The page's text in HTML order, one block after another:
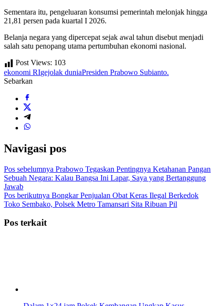
Sementara itu, pengeluaran konsumsi pemerintah melonjak hingga
21,81 persen pada kuartal I 2026.
Belanja negara yang dipercepat sejak awal tahun disebut menjadi
salah satu penopang utama pertumbuhan ekonomi nasional.
Post Views: 103
ekonomi RIgejolak duniaPresiden Prabowo Subianto.
Sebarkan
Navigasi pos
Pos sebelumnya Prabowo Tegaskan Pentingnya Ketahanan Pangan
Sebuah Negara: Kalau Bangsa Ini Lapar, Saya yang Bertanggung
Jawab
Pos berikutnya Bongkar Penjualan Obat Keras Ilegal Berkedok
Toko Sembako, Polsek Metro Tamansari Sita Ribuan Pil
Pos terkait